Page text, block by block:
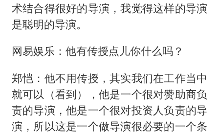
术结合得很好的导演，我觉得这样的导演
是聪明的导演。
网易娱乐：他有传授点儿你什么吗？
郑恺：他不用传授，其实我们在工作当中
就可以（看到），他是一个很对赞助商负
责的导演，他是一个很对投资人负责的导
演，所以这是一个做导演很必要的一个条